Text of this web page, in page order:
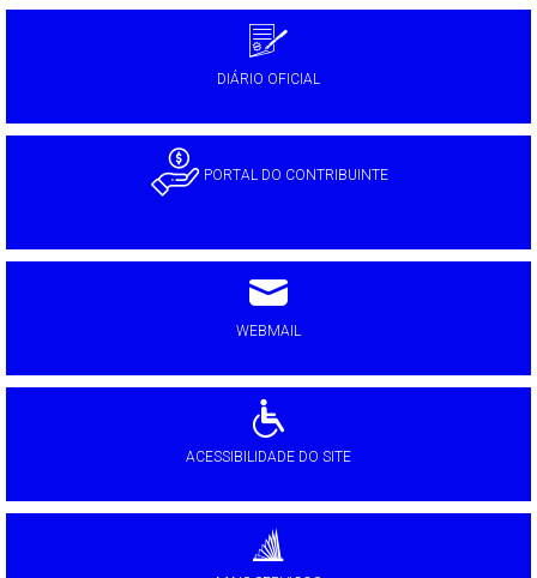
DIÁRIO OFICIAL
PORTAL DO CONTRIBUINTE
WEBMAIL
ACESSIBILIDADE DO SITE